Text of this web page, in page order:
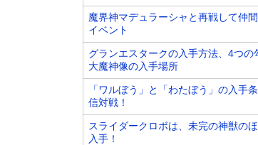
魔界神マデュラーシャと再戦して仲
イベント
グランエスタークの入手方法、4つの
大魔神像の入手場所
「ワルぼう」と「わたぼう」の入手
信対戦！
スライダークロボは、未完の神獣の
入手！